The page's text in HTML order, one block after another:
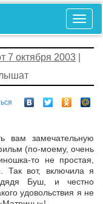
7 октября 2003
вам замечательную
(по-моему, очень
то не простая,
Так вот, включила я
дядя Буш, и честно
удовольствия я не